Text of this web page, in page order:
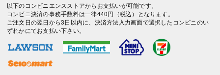
以下のコンビニエンスストアからお支払いが可能です。
コンビニ決済の事務手数料は一律440円（税込）となります。
ご注文日の翌日から3日以内に、決済方法入力画面で選択したコンビニのい
ずれかにてお支払い下さい。